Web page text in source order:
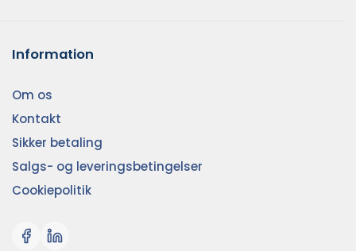
Information
Om os
Kontakt
Sikker betaling
Salgs- og leveringsbetingelser
Cookiepolitik